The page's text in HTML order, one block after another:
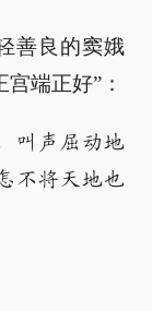
善良的窦娥
端正好”：
叫声屈动地
不将天地也